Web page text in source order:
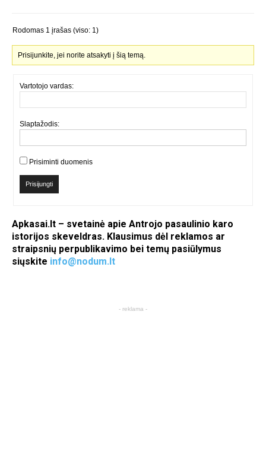
Rodomas 1 įrašas (viso: 1)
Prisijunkite, jei norite atsakyti į šią temą.
Vartotojo vardas:
Slaptažodis:
Prisiminti duomenis
Prisijungti
Apkasai.lt – svetainė apie Antrojo pasaulinio karo
istorijos skeveldras. Klausimus dėl reklamos ar
straipsnių perpublikavimo bei temų pasiūlymus
siųskite info@nodum.lt
- reklama -